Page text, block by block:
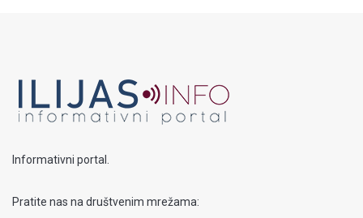
Informativni portal.
Pratite nas na društvenim mrežama: